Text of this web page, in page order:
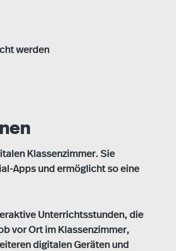
werden
Klassenzimmer. Sie
Apps und ermöglicht so eine
Unterrichtsstunden, die
vor Ort im Klassenzimmer,
digitalen Geräten und